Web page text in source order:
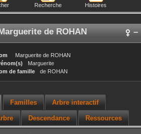
Recherche Histoires
de ROHAN –
Marguerite de ROHAN
Marguerite
de famille
de ROHAN
Familles Arbre interactif
Descendance Ressources